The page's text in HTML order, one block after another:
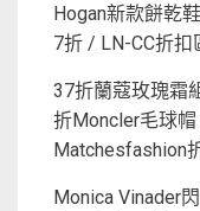
Hogan新款餅乾
7折 / LN-CC折
37折蘭蔻玫瑰霜
折Moncler毛球
Matchesfashion
Monica Vinader